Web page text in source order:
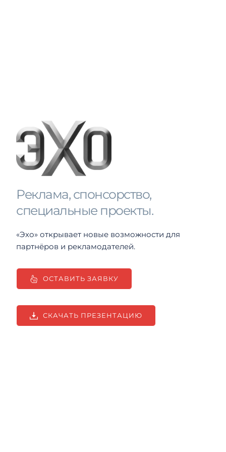
Реклама, спонсорство,
специальные проекты.
«Эхо» открывает новые возможности для
партнёров и рекламодателей.
ОСТАВИТЬ ЗАЯВКУ
СКАЧАТЬ ПРЕЗЕНТАЦИЮ